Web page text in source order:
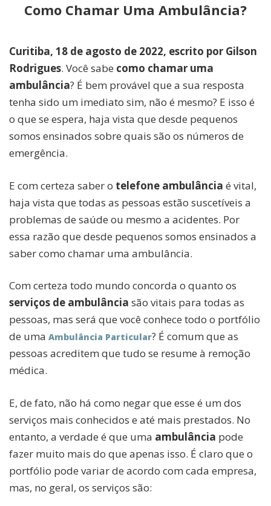
Como Chamar Uma Ambulância?
Curitiba, 18 de agosto de 2022, escrito por Gilson
Rodrigues. Você sabe como chamar uma
ambulância? É bem provável que a sua resposta
tenha sido um imediato sim, não é mesmo? E isso é
o que se espera, haja vista que desde pequenos
somos ensinados sobre quais são os números de
emergência.
E com certeza saber o telefone ambulância é vital,
haja vista que todas as pessoas estão suscetíveis a
problemas de saúde ou mesmo a acidentes. Por
essa razão que desde pequenos somos ensinados a
saber como chamar uma ambulância.
Com certeza todo mundo concorda o quanto os
serviços de ambulância são vitais para todas as
pessoas, mas será que você conhece todo o portfólio
de uma Ambulância Particular? É comum que as
pessoas acreditem que tudo se resume à remoção
médica.
E, de fato, não há como negar que esse é um dos
serviços mais conhecidos e até mais prestados. No
entanto, a verdade é que uma ambulância pode
fazer muito mais do que apenas isso. É claro que o
portfólio pode variar de acordo com cada empresa,
mas, no geral, os serviços são: